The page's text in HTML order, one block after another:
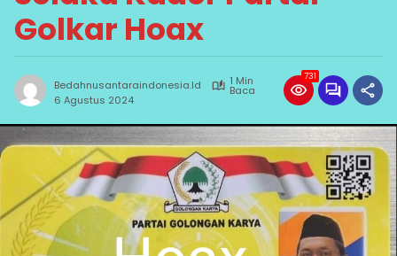
Golkar Hoax
Bedahnusantaraindonesia.id 1 Min
Baca
6 Agustus 2024
731